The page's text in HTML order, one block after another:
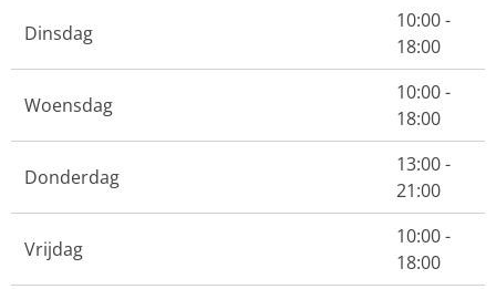
Dinsdag
10:00 -
18:00
Woensdag
10:00 -
18:00
Donderdag
13:00 -
21:00
Vrijdag
10:00 -
18:00